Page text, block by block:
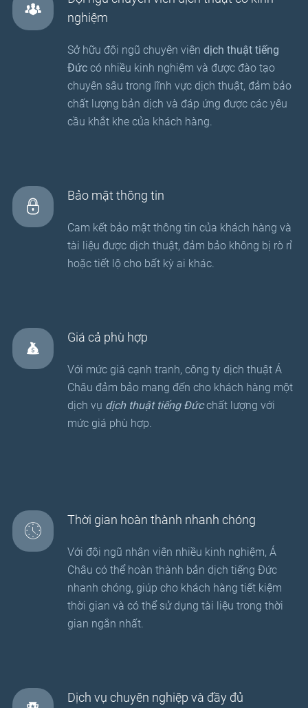
nghiệm
Sở hữu đội ngũ chuyên viên dịch thuật tiếng
Đứccó nhiều kinh nghiệm và được đào tạo
chuyên sâu trong lĩnh vực dịch thuật, đảm bảo
chất lượng bản dịch và đáp ứng được các yêu
cầu khắt khe của khách hàng.
Bảo mật thông tin
Cam kết bảo mật thông tin của khách hàng và
tài liệu được dịch thuật, đảm bảo không bị rò rỉ
hoặc tiết lộ cho bất kỳ ai khác.
Giá cả phù hợp
Với mức giá cạnh tranh, công ty dịch thuật Á
Châu đảm bảo mang đến cho khách hàng một
dịch vụ dịch thuật tiếng Đứcchất lượng với
mức giá phù hợp.
Thời gian hoàn thành nhanh chóng
Với đội ngũ nhân viên nhiều kinh nghiệm, Á
Châu có thể hoàn thành bản dịch tiếng Đức
nhanh chóng, giúp cho khách hàng tiết kiệm
thời gian và có thể sử dụng tài liệu trong thời
gian ngắn nhất.
Dịch vụ chuyên nghiệp và đầy đủ